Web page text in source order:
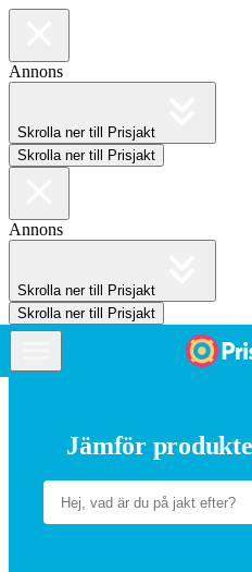
Annons
Skrolla ner till Prisjakt
Skrolla ner till Prisjakt
Annons
Skrolla ner till Prisjakt
Skrolla ner till Prisjakt
Jämför